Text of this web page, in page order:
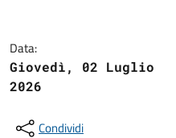
Data:
Giovedì, 02 Luglio
2026
Condividi